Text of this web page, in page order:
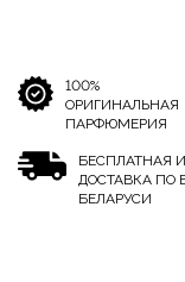
100%
ОРИГИНАЛЬНАЯ
ПАРФЮМЕРИЯ
БЕСПЛАТНАЯ
ДОСТАВКА ПО
БЕЛАРУСИ